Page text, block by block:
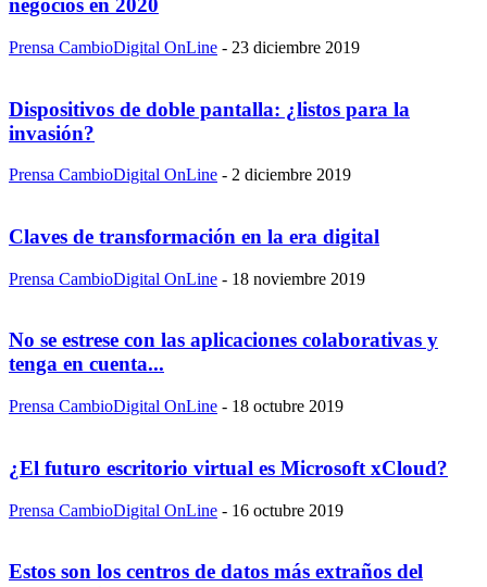
negocios en 2020
Prensa CambioDigital OnLine - 23 diciembre 2019
Dispositivos de doble pantalla: ¿listos para la
invasión?
Prensa CambioDigital OnLine - 2 diciembre 2019
Claves de transformación en la era digital
Prensa CambioDigital OnLine - 18 noviembre 2019
No se estrese con las aplicaciones colaborativas y
tenga en cuenta...
Prensa CambioDigital OnLine - 18 octubre 2019
¿El futuro escritorio virtual es Microsoft xCloud?
Prensa CambioDigital OnLine - 16 octubre 2019
Estos son los centros de datos más extraños del